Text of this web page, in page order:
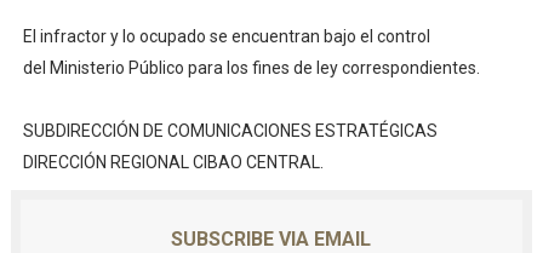
El infractor y lo ocupado se encuentran bajo el control
del Ministerio Público para los fines de ley correspondientes.
SUBDIRECCIÓN DE COMUNICACIONES ESTRATÉGICAS
DIRECCIÓN REGIONAL CIBAO CENTRAL.
SUBSCRIBE VIA EMAIL